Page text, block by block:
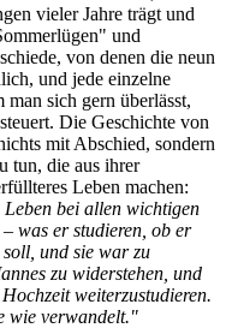
vieler Jahre trägt und
und
von denen die neun
und jede einzelne
sich gern überlässt,
Die Geschichte von
mit Abschied, sondern
tun, die aus ihrer
Leben machen:
bei allen wichtigen
was er studieren, ob er
und sie war zu
zu widerstehen, und
weiterzustudieren.
wie verwandelt."